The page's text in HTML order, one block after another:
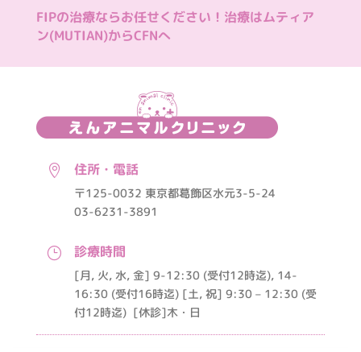
FIPの治療ならお任せください！治療はムティア
ン(MUTIAN)からCFNへ
 住所・電話
〒125-0032 東京都葛飾区水元3-5-24
03-6231-3891
} 診療時間
[月, 火, 水, 金] 9-12:30 (受付12時迄), 14-
16:30 (受付16時迄) [土, 祝] 9:30 – 12:30 (受
付12時迄) [休診]木・日